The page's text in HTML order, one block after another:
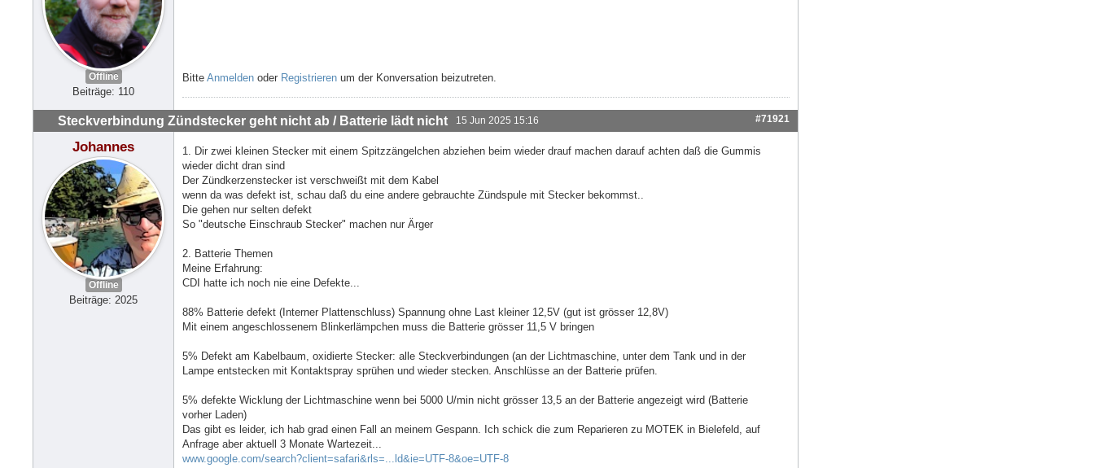
Offline
Beiträge: 110
Bitte Anmelden oder Registrieren um der Konversation beizutreten.
Steckverbindung Zündstecker geht nicht ab / Batterie lädt nicht 15 Jun 2025 15:16 #71921
Johannes
Offline
Beiträge: 2025
1. Dir zwei kleinen Stecker mit einem Spitzzängelchen abziehen beim wieder drauf machen darauf achten daß die Gummis
wieder dicht dran sind
Der Zündkerzenstecker ist verschweißt mit dem Kabel
wenn da was defekt ist, schau daß du eine andere gebrauchte Zündspule mit Stecker bekommst..
Die gehen nur selten defekt
So "deutsche Einschraub Stecker" machen nur Ärger
2. Batterie Themen
Meine Erfahrung:
CDI hatte ich noch nie eine Defekte...
88% Batterie defekt (Interner Plattenschluss) Spannung ohne Last kleiner 12,5V (gut ist grösser 12,8V)
Mit einem angeschlossenem Blinkerlämpchen muss die Batterie grösser 11,5 V bringen
5% Defekt am Kabelbaum, oxidierte Stecker: alle Steckverbindungen (an der Lichtmaschine, unter dem Tank und in der
Lampe entstecken mit Kontaktspray sprühen und wieder stecken. Anschlüsse an der Batterie prüfen.
5% defekte Wicklung der Lichtmaschine wenn bei 5000 U/min nicht grösser 13,5 an der Batterie angezeigt wird (Batterie
vorher Laden)
Das gibt es leider, ich hab grad einen Fall an meinem Gespann. Ich schick die zum Reparieren zu MOTEK in Bielefeld, auf
Anfrage aber aktuell 3 Monate Wartezeit...
www.google.com/search?client=safari&rls=...ld&ie=UTF-8&oe=UTF-8